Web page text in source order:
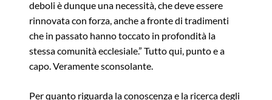
deboli è dunque una necessità, che deve essere
rinnovata con forza, anche a fronte di tradimenti
che in passato hanno toccato in profondità la
stessa comunità ecclesiale.” Tutto qui, punto e a
capo. Veramente sconsolante.
Per quanto riguarda la conoscenza e la ricerca degli